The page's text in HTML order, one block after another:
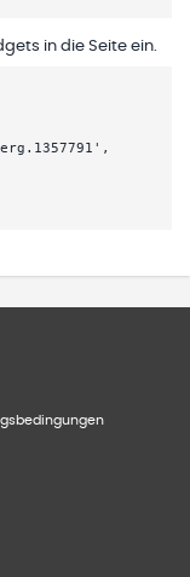
in die Seite ein.